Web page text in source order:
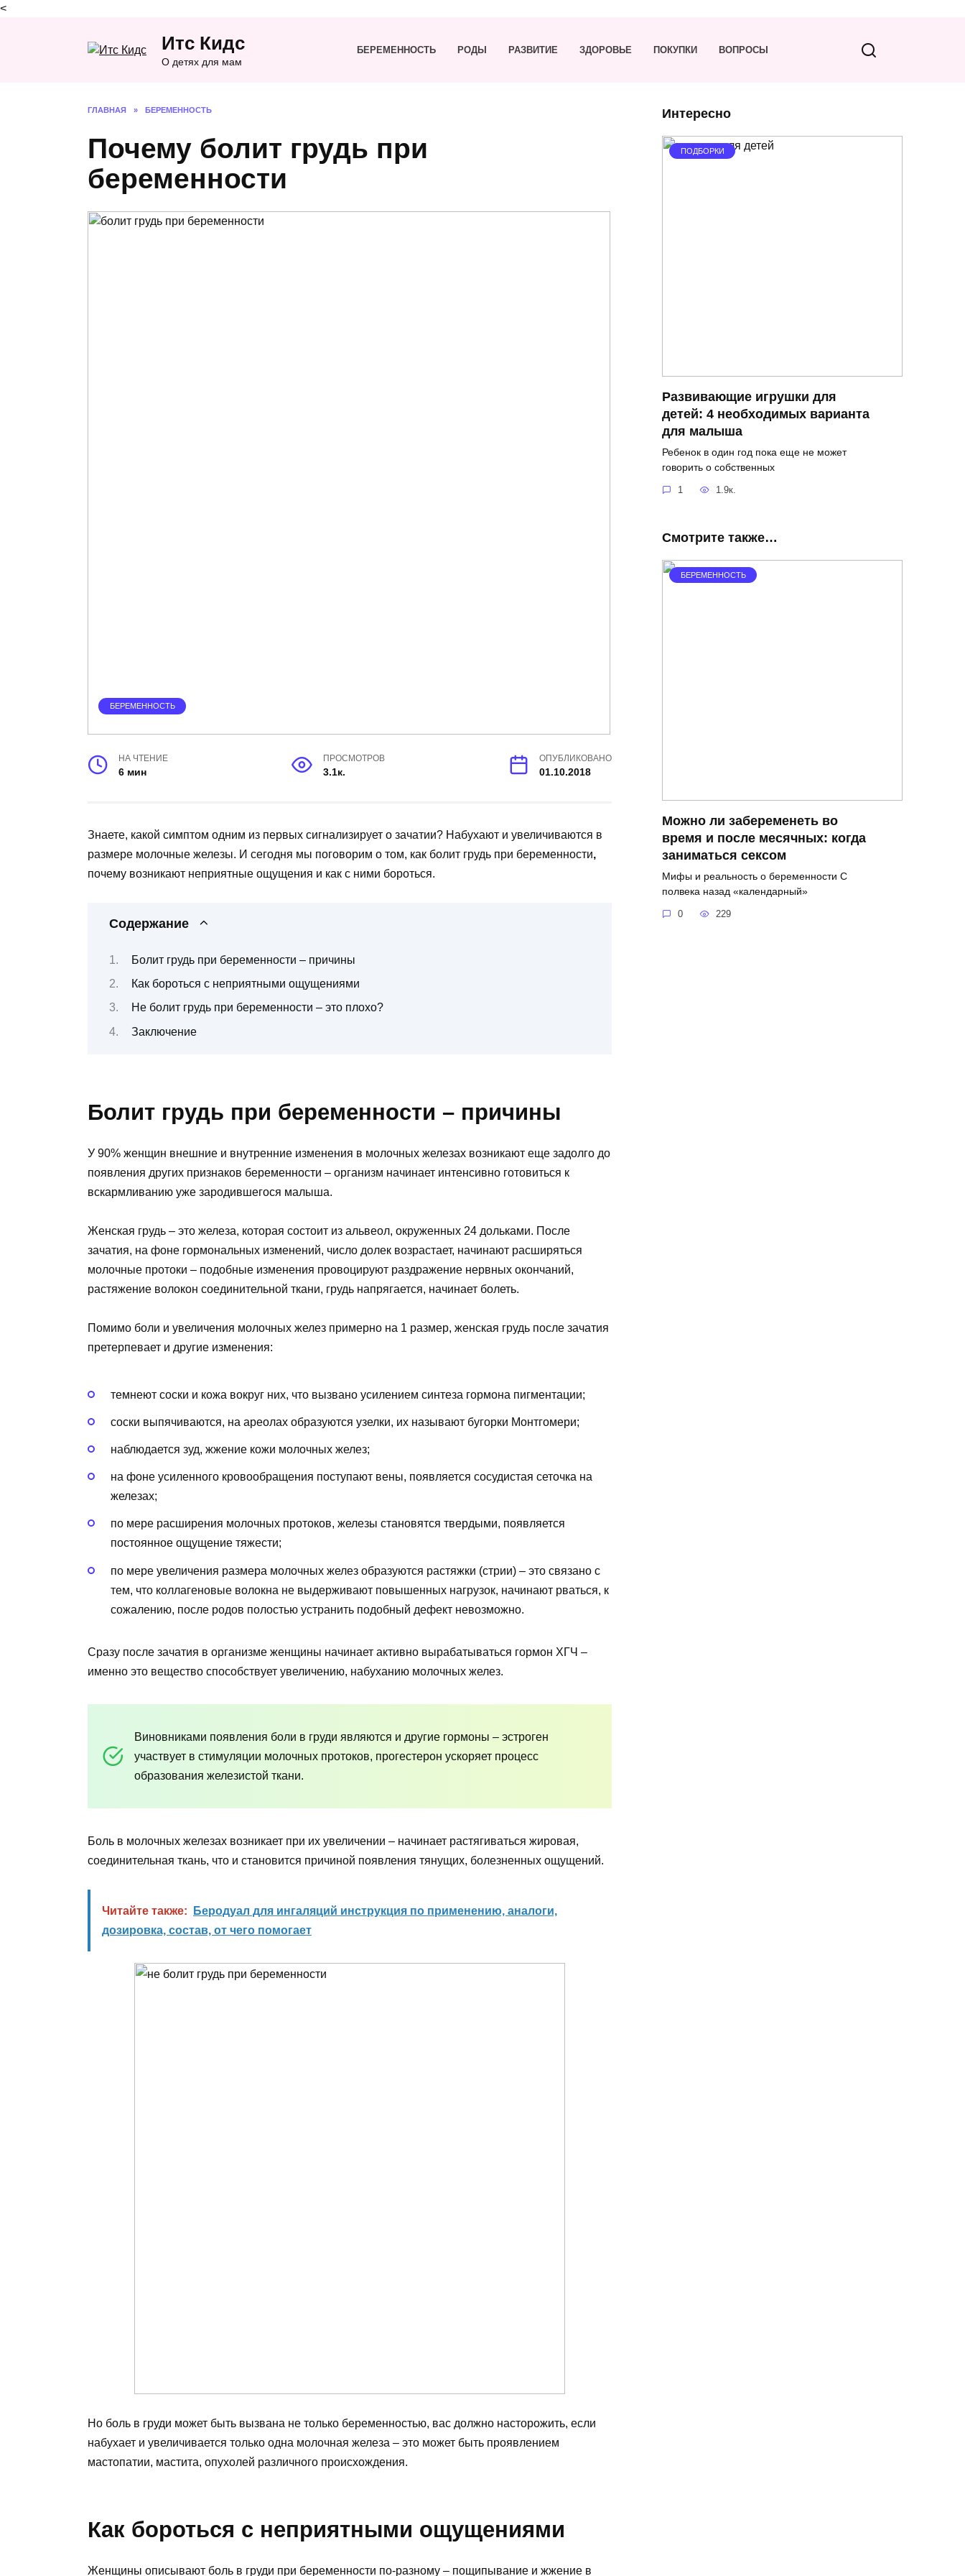
<
Итс Кидс
О детях для мам
БЕРЕМЕННОСТЬ РОДЫ РАЗВИТИЕ ЗДОРОВЬЕ ПОКУПКИ ВОПРОСЫ
ГЛАВНАЯ » БЕРЕМЕННОСТЬ
Почему болит грудь при
беременности
БЕРЕМЕННОСТЬ
НА ЧТЕНИЕ
6 мин
ПРОСМОТРОВ
3.1к.
ОПУБЛИКОВАНО
01.10.2018
Знаете, какой симптом одним из первых сигнализирует о зачатии? Набухают и увеличиваются в
размере молочные железы. И сегодня мы поговорим о том, как болит грудь при беременности,
почему возникают неприятные ощущения и как с ними бороться.
Содержание
Болит грудь при беременности – причины
Как бороться с неприятными ощущениями
Не болит грудь при беременности – это плохо?
Заключение
Болит грудь при беременности – причины
У 90% женщин внешние и внутренние изменения в молочных железах возникают еще задолго до
появления других признаков беременности – организм начинает интенсивно готовиться к
вскармливанию уже зародившегося малыша.
Женская грудь – это железа, которая состоит из альвеол, окруженных 24 дольками. После
зачатия, на фоне гормональных изменений, число долек возрастает, начинают расширяться
молочные протоки – подобные изменения провоцируют раздражение нервных окончаний,
растяжение волокон соединительной ткани, грудь напрягается, начинает болеть.
Помимо боли и увеличения молочных желез примерно на 1 размер, женская грудь после зачатия
претерпевает и другие изменения:
темнеют соски и кожа вокруг них, что вызвано усилением синтеза гормона пигментации;
соски выпячиваются, на ареолах образуются узелки, их называют бугорки Монтгомери;
наблюдается зуд, жжение кожи молочных желез;
на фоне усиленного кровообращения поступают вены, появляется сосудистая сеточка на
железах;
по мере расширения молочных протоков, железы становятся твердыми, появляется
постоянное ощущение тяжести;
по мере увеличения размера молочных желез образуются растяжки (стрии) – это связано с
тем, что коллагеновые волокна не выдерживают повышенных нагрузок, начинают рваться, к
сожалению, после родов полостью устранить подобный дефект невозможно.
Сразу после зачатия в организме женщины начинает активно вырабатываться гормон ХГЧ –
именно это вещество способствует увеличению, набуханию молочных желез.
Виновниками появления боли в груди являются и другие гормоны – эстроген
участвует в стимуляции молочных протоков, прогестерон ускоряет процесс
образования железистой ткани.
Боль в молочных железах возникает при их увеличении – начинает растягиваться жировая,
соединительная ткань, что и становится причиной появления тянущих, болезненных ощущений.
Читайте также:
Беродуал для ингаляций инструкция по применению, аналоги,
дозировка, состав, от чего помогает
Но боль в груди может быть вызвана не только беременностью, вас должно насторожить, если
набухает и увеличивается только одна молочная железа – это может быть проявлением
мастопатии, мастита, опухолей различного происхождения.
Как бороться с неприятными ощущениями
Женщины описывают боль в груди при беременности по-разному – пощипывание и жжение в
Интересно
ПОДБОРКИ
Развивающие игрушки для
детей: 4 необходимых варианта
для малыша
Ребенок в один год пока еще не может
говорить о собственных
1 1.9к.
Смотрите также…
БЕРЕМЕННОСТЬ
Можно ли забеременеть во
время и после месячных: когда
заниматься сексом
Мифы и реальность о беременности С
полвека назад «календарный»
0 229